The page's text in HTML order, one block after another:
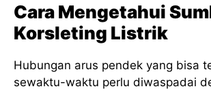
Cara Mengetahui
Korsleting Listrik
Hubungan arus pendek yang bisa
sewaktu-waktu perlu diwaspadai